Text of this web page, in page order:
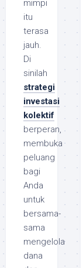
mimpi
itu
terasa
jauh.
Di
sinilah
strategi
investasi
kolektif
berperan,
membuka
peluang
bagi
Anda
untuk
bersama-
sama
mengelola
dana